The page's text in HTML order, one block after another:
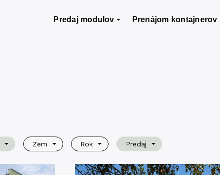
Predaj modulov Prenájom kontajnerov
Zem Rok Predaj